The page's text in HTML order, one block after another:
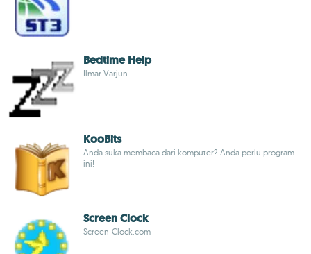
Bedtime Help
Ilmar Varjun
KooBits
Anda suka membaca dari komputer? Anda perlu program
ini!
Screen Clock
Screen-Clock.com